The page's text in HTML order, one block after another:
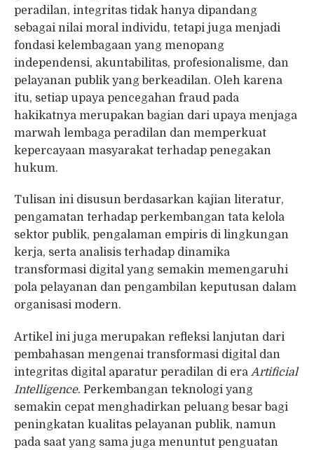
peradilan, integritas tidak hanya dipandang
sebagai nilai moral individu, tetapi juga menjadi
fondasi kelembagaan yang menopang
independensi, akuntabilitas, profesionalisme, dan
pelayanan publik yang berkeadilan. Oleh karena
itu, setiap upaya pencegahan fraud pada
hakikatnya merupakan bagian dari upaya menjaga
marwah lembaga peradilan dan memperkuat
kepercayaan masyarakat terhadap penegakan
hukum.
Tulisan ini disusun berdasarkan kajian literatur,
pengamatan terhadap perkembangan tata kelola
sektor publik, pengalaman empiris di lingkungan
kerja, serta analisis terhadap dinamika
transformasi digital yang semakin memengaruhi
pola pelayanan dan pengambilan keputusan dalam
organisasi modern.
Artikel ini juga merupakan refleksi lanjutan dari
pembahasan mengenai transformasi digital dan
integritas digital aparatur peradilan di era Artificial
Intelligence. Perkembangan teknologi yang
semakin cepat menghadirkan peluang besar bagi
peningkatan kualitas pelayanan publik, namun
pada saat yang sama juga menuntut penguatan